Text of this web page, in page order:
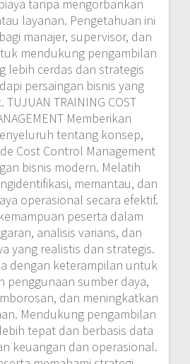
tanpa mengorbankan
layanan. Pengetahuan ini
manajer, supervisor, dan
mendukung pengambilan
lebih cerdas dan strategis
persaingan bisnis yang
TRAINING COST
Memberikan
tentang konsep,
Cost Control Management
bisnis modern. Melatih
memantau, dan
operasional secara efektif.
peserta dalam
analisis varians, dan
yang realistis dan strategis.
dengan keterampilan untuk
penggunaan sumber daya,
dan meningkatkan
Mendukung pengambilan
tepat dan berbasis data
keuangan dan operasional.